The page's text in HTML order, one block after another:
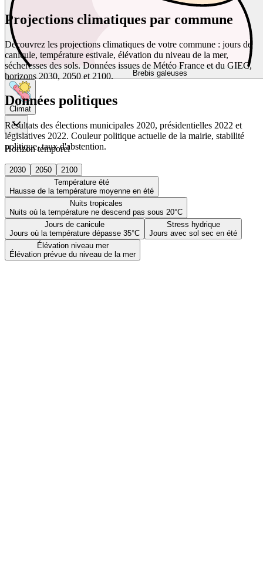
Brebis galeuses
Climat
Horizon temporel
2030 2050
2100
Température été
Hausse de la température moyenne en été
Nuits tropicales
Nuits où la température ne descend pas sous 20°C
Jours de canicule
Jours où la température dépasse 35°C
Stress hydrique
Jours avec sol sec en été
Élévation niveau mer
Élévation prévue du niveau de la mer
Projections climatiques par commune
Découvrez les projections climatiques de votre commune : jours de
canicule, température estivale, élévation du niveau de la mer,
sécheresses des sols. Données issues de Météo France et du GIEC,
horizons 2030, 2050 et 2100.
Données politiques
Résultats des élections municipales 2020, présidentielles 2022 et
législatives 2022. Couleur politique actuelle de la mairie, stabilité
politique, taux d'abstention.